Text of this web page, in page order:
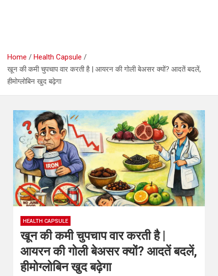
Home
Health Capsule
खून की कमी चुपचाप वार करती है | आयरन की गोली बेअसर क्यों? आदतें बदलें,
हीमोग्लोबिन खुद बढ़ेगा
HEALTH CAPSULE
खून की कमी चुपचाप वार करती है |
आयरन की गोली बेअसर क्यों? आदतें बदलें,
हीमोग्लोबिन खुद बढ़ेगा